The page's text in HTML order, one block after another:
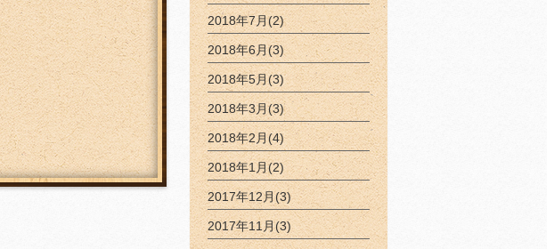
2018年7月(2)
2018年6月(3)
2018年5月(3)
2018年3月(3)
2018年2月(4)
2018年1月(2)
2017年12月(3)
2017年11月(3)